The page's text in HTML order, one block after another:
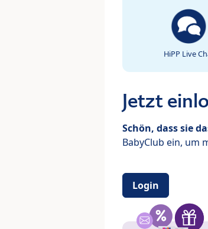
HiPP Live
Jetzt
Schön, dass sie
BabyClub ein, um
Login